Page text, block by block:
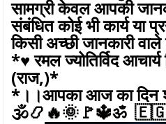
सामग्री केवल आपकी
संबंधित कोई भी कार्य या
किसी अच्छी जानकारी
*♥️ रमल ज्योतिर्विद
(राज,)*
*।।आपका आज का दिन
🕉️📿🔥🌞🚩🔱ॐ